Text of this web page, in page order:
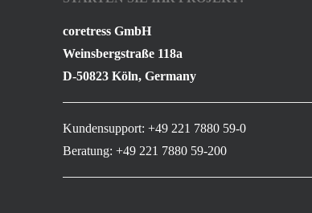
coretress GmbH
Weinsbergstraße 118a
D-50823 Köln, Germany
Kundensupport: +49 221 7880 59-0
Beratung: +49 221 7880 59-200